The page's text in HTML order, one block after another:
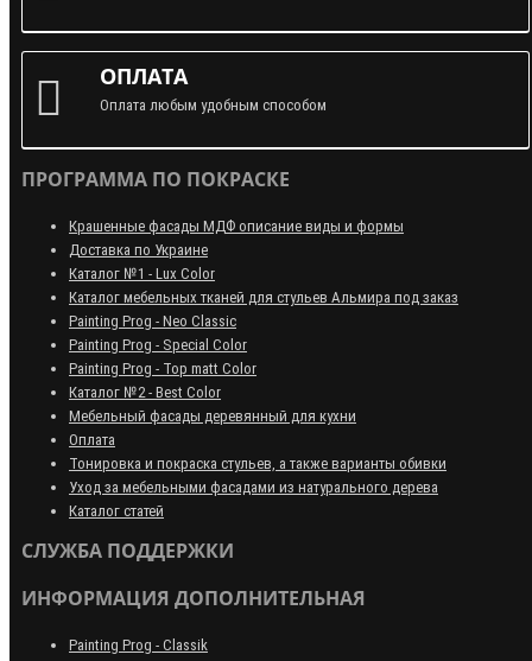
ОПЛАТА
Оплата любым удобным способом
ПРОГРАММА ПО ПОКРАСКЕ
Крашенные фасады МДФ описание виды и формы
Доставка по Украине
Каталог №1 - Lux Color
Каталог мебельных тканей для стульев Альмира под заказ
Painting Prog - Neo Classiс
Painting Prog - Special Color
Painting Prog - Top matt Color
Каталог №2 - Best Color
Мебельный фасады деревянный для кухни
Оплата
Тонировка и покраска стульев, а также варианты обивки
Уход за мебельными фасадами из натурального дерева
Каталог статей
СЛУЖБА ПОДДЕРЖКИ
ИНФОРМАЦИЯ ДОПОЛНИТЕЛЬНАЯ
Painting Prog - Classik